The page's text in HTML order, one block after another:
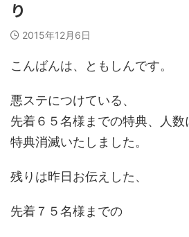
り
2015年12月6日
こんばんは、ともしんです。
悪ステにつけている、
先着６５名様までの特典、人数
特典消滅いたしました。
残りは昨日お伝えした、
先着７５名様までの